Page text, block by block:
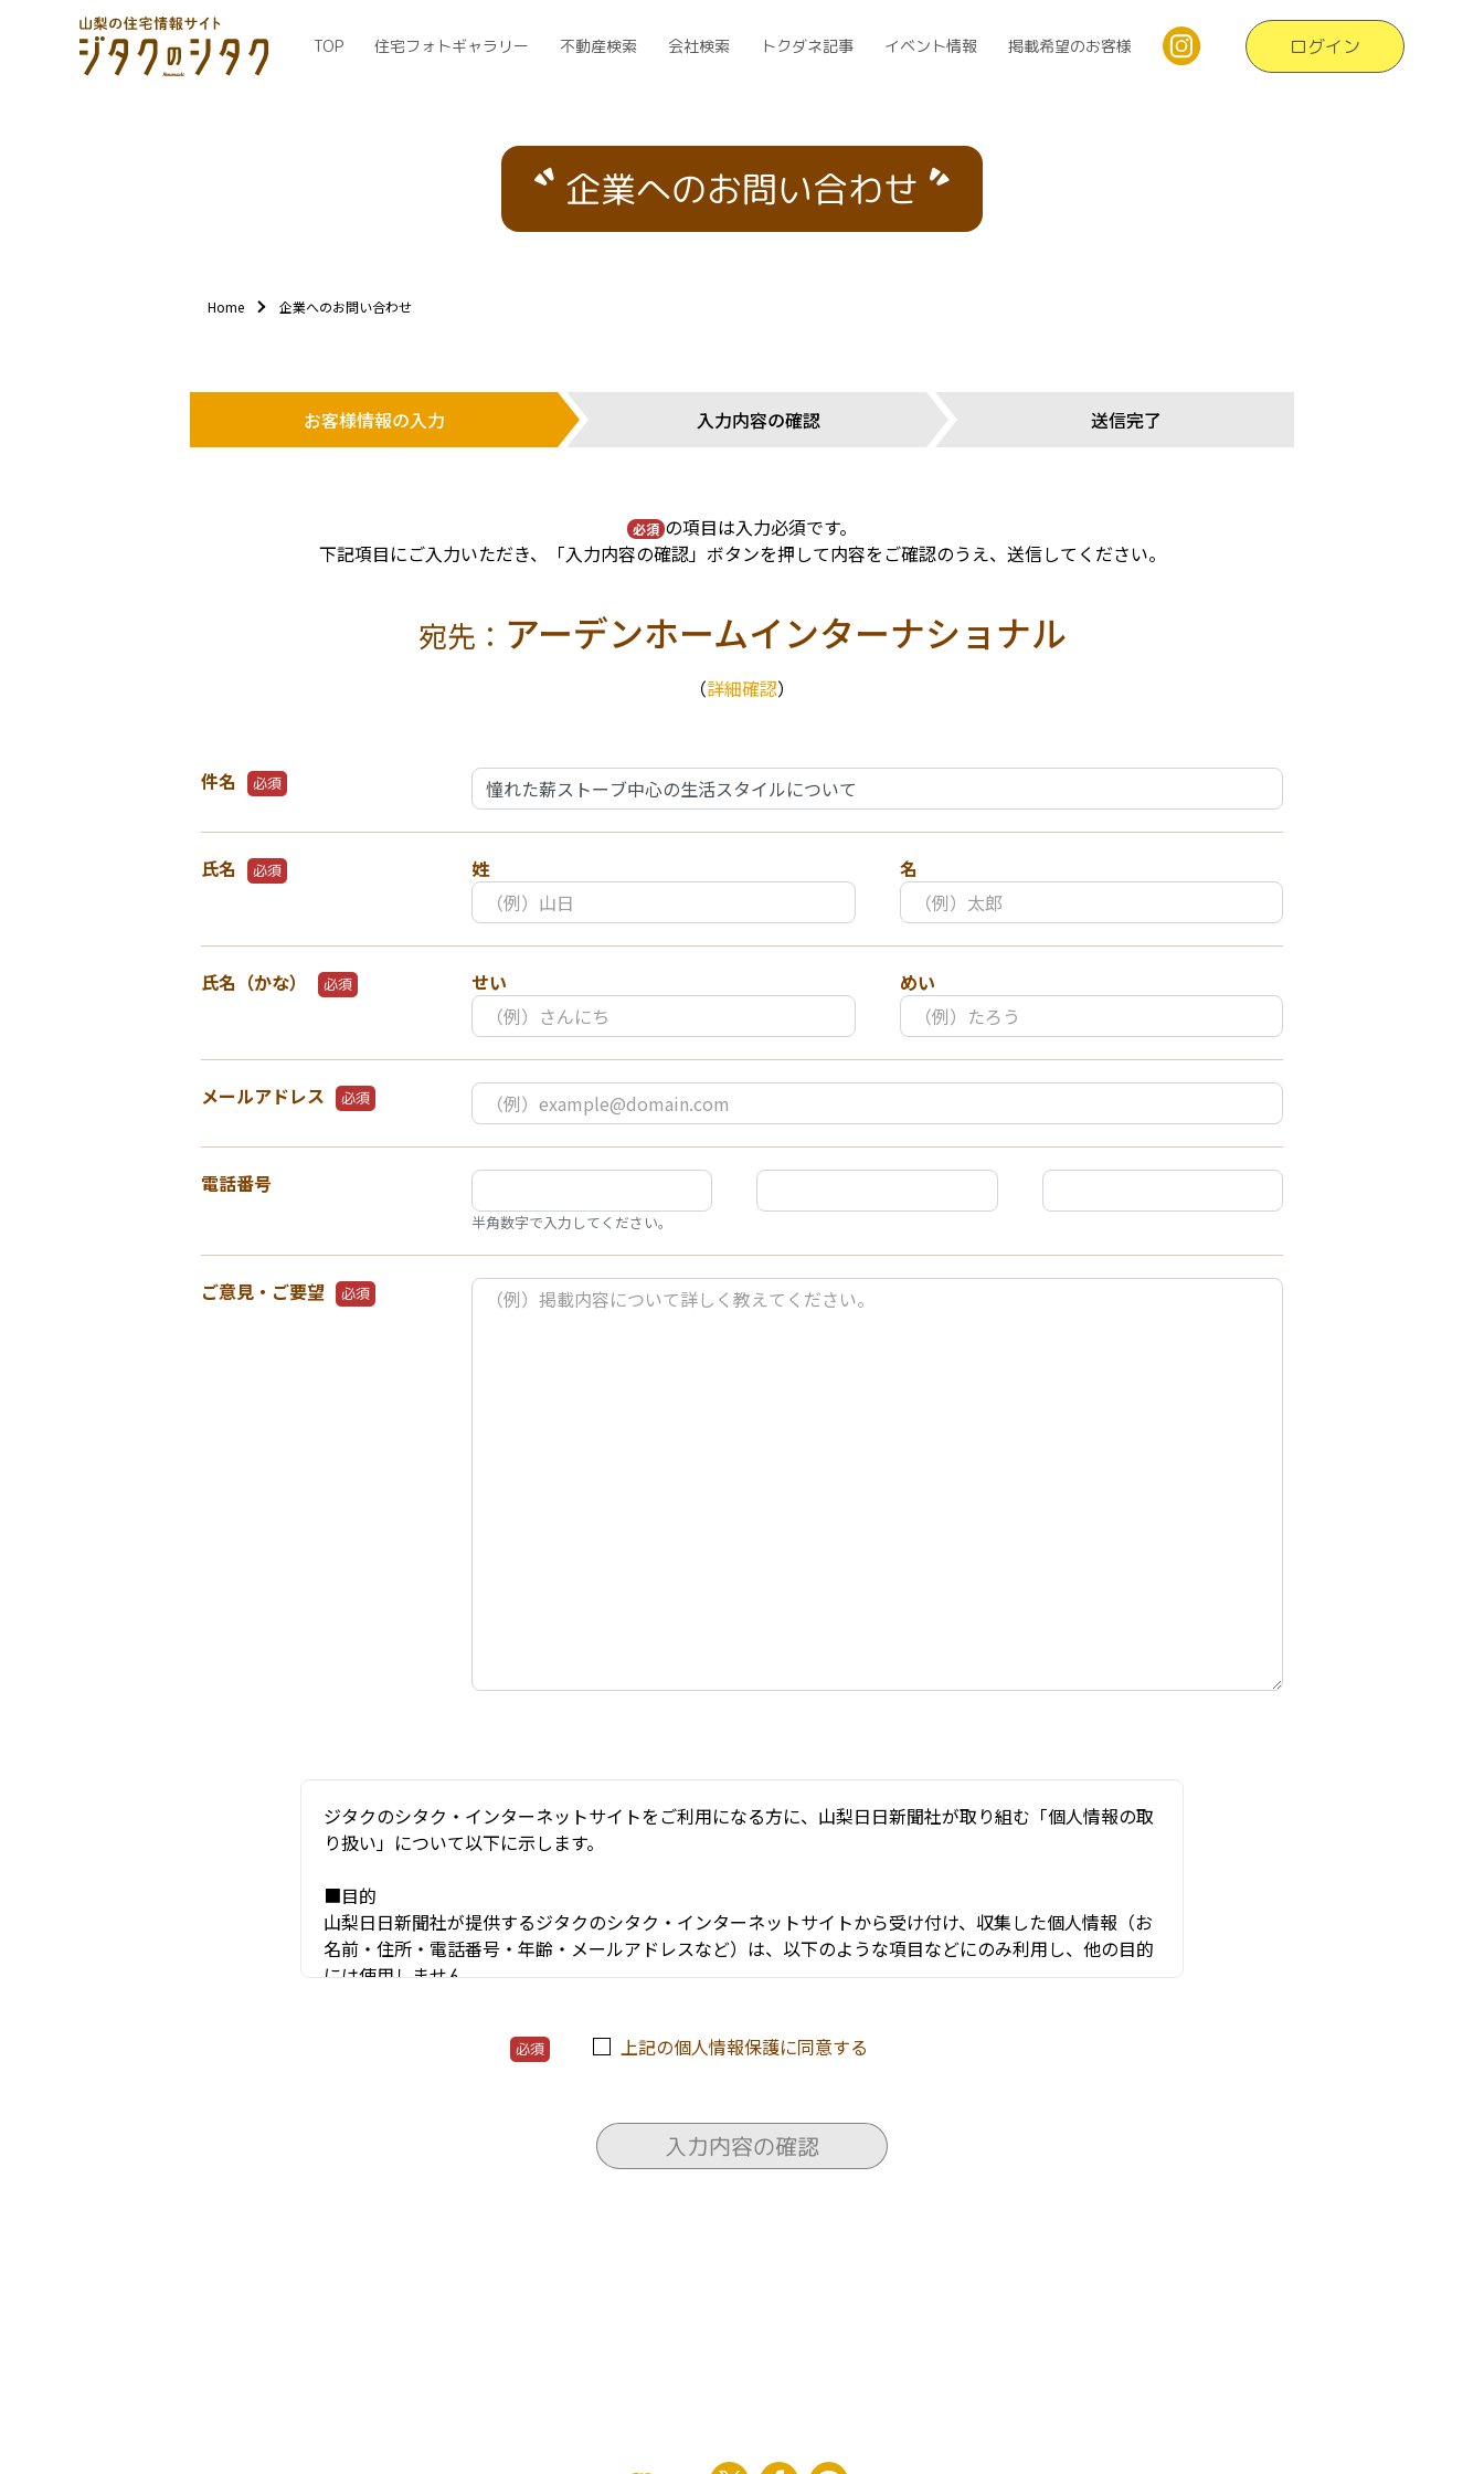
TOP 住宅フォトギャラリー 不動産検索 会社検索 トクダネ記事 イベント情報 掲載希望のお客様 ログイン
企業へのお問い合わせ
Home 企業へのお問い合わせ
お客様情報の入力 入力内容の確認 送信完了
必須 の項目は入力必須です。
下記項目にご入力いただき、「入力内容の確認」ボタンを押して内容をご確認のうえ、送信してください。
宛先： アーデンホームインターナショナル
（詳細確認）
件名 必須
氏名 必須 姓 名
氏名（かな） 必須 せい めい
メールアドレス 必須
電話番号
半角数字で入力してください。
ご意見・ご要望 必須
ジタクのシタク・インターネットサイトをご利用になる方に、山梨日日新聞社が取り組む「個人情報の取
り扱い」について以下に示します。
■目的
山梨日日新聞社が提供するジタクのシタク・インターネットサイトから受け付け、収集した個人情報（お
名前・住所・電話番号・年齢・メールアドレスなど）は、以下のような項目などにのみ利用し、他の目的
には使用しません。
〇当サービスの安全な運営に必要な不正対策
〇当サービスにかかわる住宅会社や関連会社のセミナー情報の電子メールによる提供
〇ユーザーに対する各種サービスの提案・情報提供・広告配信
必須 上記の個人情報保護に同意する
入力内容の確認